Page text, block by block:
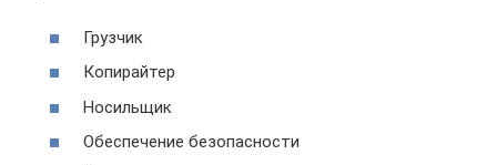
Грузчик
Копирайтер
Носильщик
Обеспечение безопасности